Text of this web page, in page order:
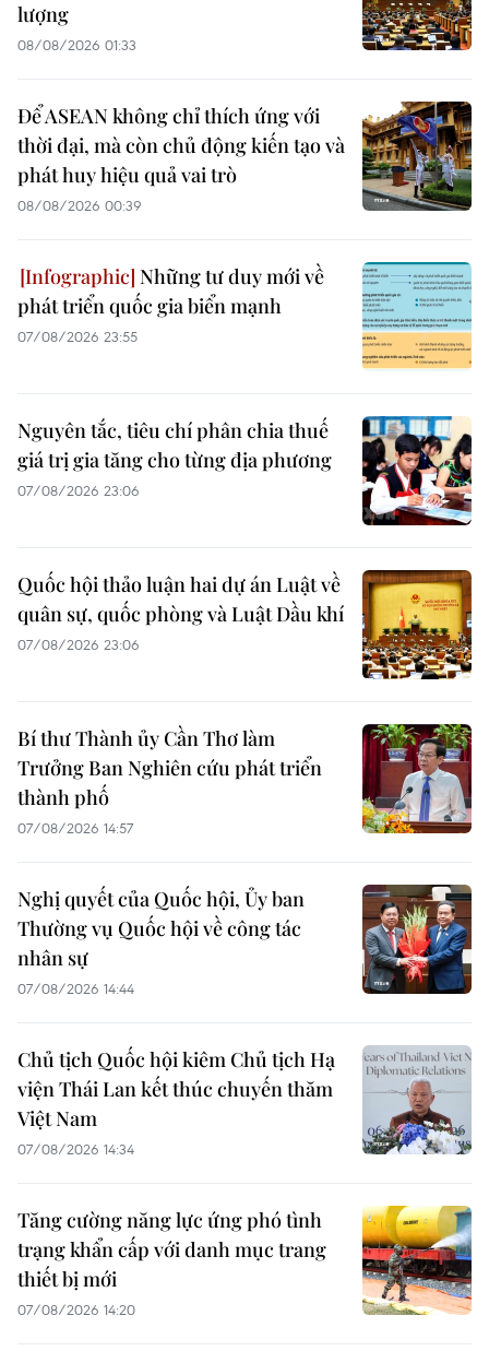
lượng
08/08/2026 01:33
Để ASEAN không chỉ thích ứng với
thời đại, mà còn chủ động kiến tạo và
phát huy hiệu quả vai trò
08/08/2026 00:39
Những tư duy mới về
phát triển quốc gia biển mạnh
07/08/2026 23:55
Nguyên tắc, tiêu chí phân chia thuế
giá trị gia tăng cho từng địa phương
07/08/2026 23:06
Quốc hội thảo luận hai dự án Luật về
quân sự, quốc phòng và Luật Dầu khí
07/08/2026 23:06
Bí thư Thành ủy Cần Thơ làm
Trưởng Ban Nghiên cứu phát triển
thành phố
07/08/2026 14:57
Nghị quyết của Quốc hội, Ủy ban
Thường vụ Quốc hội về công tác
nhân sự
07/08/2026 14:44
Chủ tịch Quốc hội kiêm Chủ tịch Hạ
viện Thái Lan kết thúc chuyến thăm
Việt Nam
07/08/2026 14:34
Tăng cường năng lực ứng phó tình
trạng khẩn cấp với danh mục trang
thiết bị mới
07/08/2026 14:20